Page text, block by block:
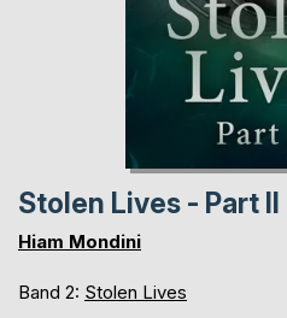
Stolen Lives - Part II
Hiam Mondini
Band 2: Stolen Lives